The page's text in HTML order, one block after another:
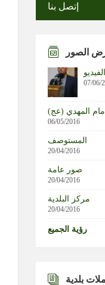
إتصل بنا
الصور
07/06/
المهدي (عج)
06/05/2016
المستوصف
20/04/2016
صور عامة
20/04/2016
مركز البلدية
20/04/2016
رؤية الجميع
بلدية